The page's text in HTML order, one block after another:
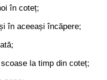
în coteț;
în aceeași încăpere;
la timp din coteț;